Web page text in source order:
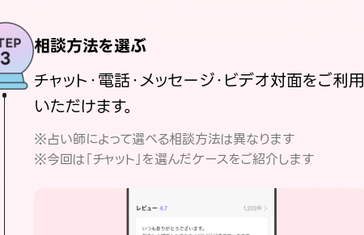
相談方法を選ぶ
チャット・電話・メッセージ・ビデオ対面をご利用
いただけます。
※占い師によって選べる相談方法は異なります
※今回は「チャット」を選んだケースをご紹介します